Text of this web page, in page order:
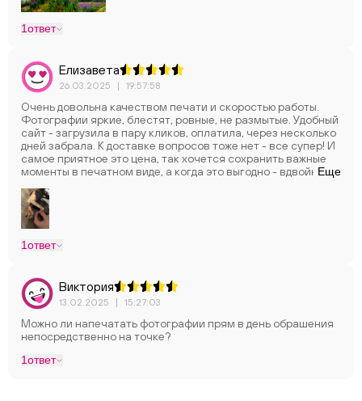
1ответ
Елизавета
26.03.2025 | 19:57:58
Очень довольна качеством печати и скоростью работы.
Фотографии яркие, блестят, ровные, не размытые. Удобный
сайт - загрузила в пару кликов, оплатила, через несколько
дней забрала. К доставке вопросов тоже нет - все супер! И
самое приятное это цена, так хочется сохранить важные
моменты в печатном виде, а когда это выгодно - вдвойнеЕще
1ответ
Виктория
13.02.2025 | 15:27:03
Можно ли напечатать фотографии прям в день обрашения
непосредственно на точке?
1ответ